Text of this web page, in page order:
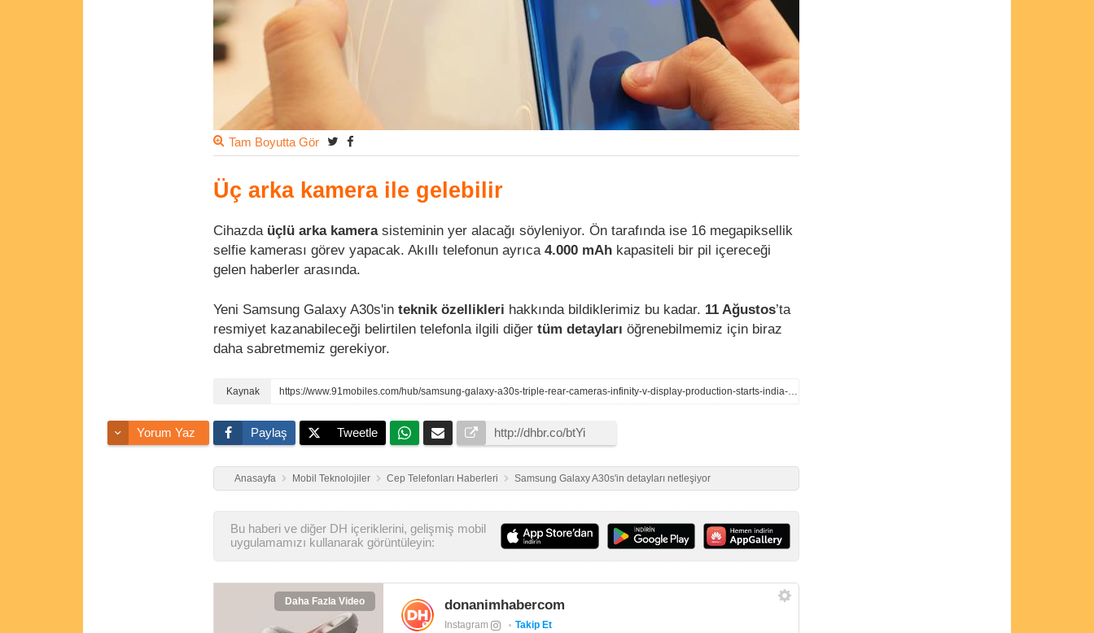
Tam Boyutta Gör
Üç arka kamera ile gelebilir
Cihazda üçlü arka kamerasisteminin yer alacağı söyleniyor. Ön tarafında ise 16 megapiksellik
selfie kamerası görev yapacak. Akıllı telefonun ayrıca 4.000 mAh kapasiteli bir pil içereceği
gelen haberler arasında.
Yeni Samsung Galaxy A30s'in teknik özellikleri hakkında bildiklerimiz bu kadar. 11 Ağustos’ta
resmiyet kazanabileceği belirtilen telefonla ilgili diğer tüm detayları öğrenebilmemiz için biraz
daha sabretmemiz gerekiyor.
https://www.91mobiles.com/hub/samsung-galaxy-a30s-triple-rear-cameras-infinity-v-display-production-starts-india-exclusive/
Yorum Yaz Paylaş Tweetle
Anasayfa Mobil Teknolojiler Cep Telefonları Haberleri Samsung Galaxy A30s'in detayları netleşiyor
Bu haberi ve diğer DH içeriklerini, gelişmiş mobil
uygulamamızı kullanarak görüntüleyin:
Daha Fazla Video donanimhabercom
Instagram Takip Et